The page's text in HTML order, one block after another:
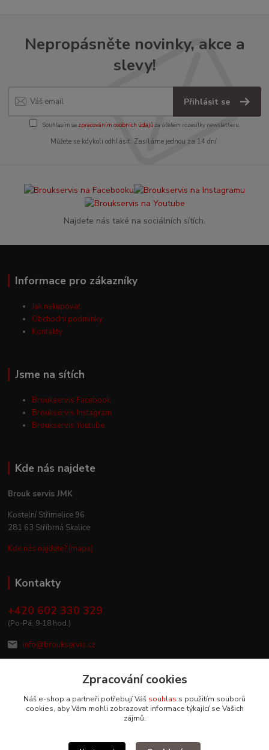
Nepropásněte novinky, akce a
slevy!
Přihlásit se
Souhlasím se zpracováním osobních údajůza účelem rozesílky newsletteru.
Můžete se kdykoli odhlásit. Zasíláme jednou za 14 dní.
Najdete nás také na sociálních sítích.
Informace pro zákazníky
Jak nakupovat
Obchodní podmínky
Kontakty
Jsme na sítích
Broukservis Facebook
Broukservis Instagram
Broukservis Youtube
Kde nás najdete
Brouk servis JMK
Kostelní Střimelice 96
281 63 Stříbrná Skalice
Kde nás najdete? (mapa)
Kontakty
+420 602 330 329
(Po-Pá, 9-18 hod.)
info@broukservis.cz
Zpracování cookies
Náš e-shop a partneři potřebují Váš souhlas s použitím souborů
cookies, aby Vám mohli zobrazovat informace týkající se Vašich
zájmů.